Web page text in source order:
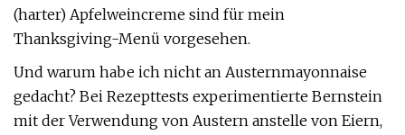
(harter) Apfelweincreme sind für mein
Thanksgiving-Menü vorgesehen.
Und warum habe ich nicht an Austernmayonnaise
gedacht? Bei Rezepttests experimentierte Bernstein
mit der Verwendung von Austern anstelle von Eiern,